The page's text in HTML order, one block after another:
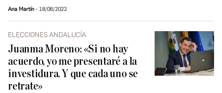
Ana Martín 18/06/2022
ELECCIONES ANDALUCÍA
Juanma Moreno: «Si no hay
acuerdo, yo me presentaré a la
investidura. Y que cada uno se
retrate»